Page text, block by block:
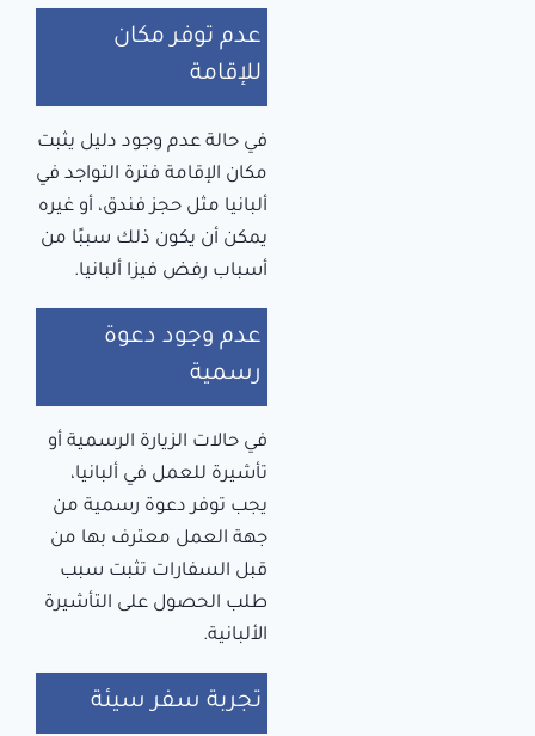
عدم توفر مكان
للإقامة
في حالة عدم وجود دليل يثبت
مكان الإقامة فترة التواجد في
ألبانيا مثل حجز فندق، أو غيره
يمكن أن يكون ذلك سببًا من
أسباب رفض فيزا ألبانيا.
عدم وجود دعوة
رسمية
في حالات الزيارة الرسمية أو
تأشيرة للعمل في ألبانيا،
يجب توفر دعوة رسمية من
جهة العمل معترف بها من
قبل السفارات تثبت سبب
طلب الحصول على التأشيرة
الألبانية.
تجربة سفر سيئة